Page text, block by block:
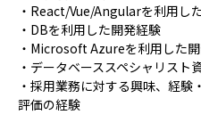
・React/Vue/Angularを利用し
・DBを利用した開発経験
・Microsoft Azureを利用した
・データベーススペシャリスト
・採用業務に対する興味、経
評価の経験